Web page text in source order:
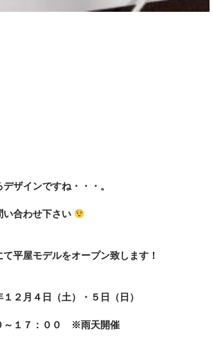
ザインですね・・・。
い合わせ下さい
平屋モデルをオープン致します！
２月４日（土）・５日（日）
～１７：００ ※雨天開催